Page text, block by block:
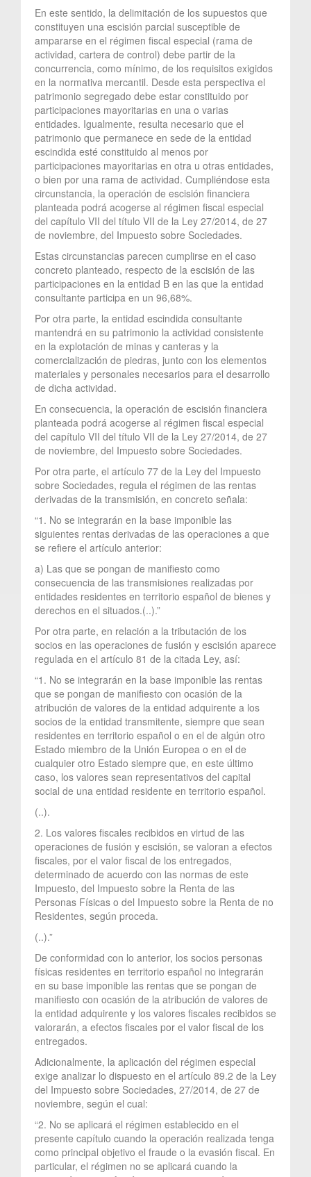
En este sentido, la delimitación de los supuestos que
constituyen una escisión parcial susceptible de
ampararse en el régimen fiscal especial (rama de
actividad, cartera de control) debe partir de la
concurrencia, como mínimo, de los requisitos exigidos
en la normativa mercantil. Desde esta perspectiva el
patrimonio segregado debe estar constituido por
participaciones mayoritarias en una o varias
entidades. Igualmente, resulta necesario que el
patrimonio que permanece en sede de la entidad
escindida esté constituido al menos por
participaciones mayoritarias en otra u otras entidades,
o bien por una rama de actividad. Cumpliéndose esta
circunstancia, la operación de escisión financiera
planteada podrá acogerse al régimen fiscal especial
del capítulo VII del título VII de la Ley 27/2014, de 27
de noviembre, del Impuesto sobre Sociedades.
Estas circunstancias parecen cumplirse en el caso
concreto planteado, respecto de la escisión de las
participaciones en la entidad B en las que la entidad
consultante participa en un 96,68%.
Por otra parte, la entidad escindida consultante
mantendrá en su patrimonio la actividad consistente
en la explotación de minas y canteras y la
comercialización de piedras, junto con los elementos
materiales y personales necesarios para el desarrollo
de dicha actividad.
En consecuencia, la operación de escisión financiera
planteada podrá acogerse al régimen fiscal especial
del capítulo VII del título VII de la Ley 27/2014, de 27
de noviembre, del Impuesto sobre Sociedades.
Por otra parte, el artículo 77 de la Ley del Impuesto
sobre Sociedades, regula el régimen de las rentas
derivadas de la transmisión, en concreto señala:
“1. No se integrarán en la base imponible las
siguientes rentas derivadas de las operaciones a que
se refiere el artículo anterior:
a) Las que se pongan de manifiesto como
consecuencia de las transmisiones realizadas por
entidades residentes en territorio español de bienes y
derechos en el situados.(..).”
Por otra parte, en relación a la tributación de los
socios en las operaciones de fusión y escisión aparece
regulada en el artículo 81 de la citada Ley, así:
“1. No se integrarán en la base imponible las rentas
que se pongan de manifiesto con ocasión de la
atribución de valores de la entidad adquirente a los
socios de la entidad transmitente, siempre que sean
residentes en territorio español o en el de algún otro
Estado miembro de la Unión Europea o en el de
cualquier otro Estado siempre que, en este último
caso, los valores sean representativos del capital
social de una entidad residente en territorio español.
(..).
2. Los valores fiscales recibidos en virtud de las
operaciones de fusión y escisión, se valoran a efectos
fiscales, por el valor fiscal de los entregados,
determinado de acuerdo con las normas de este
Impuesto, del Impuesto sobre la Renta de las
Personas Físicas o del Impuesto sobre la Renta de no
Residentes, según proceda.
(..).”
De conformidad con lo anterior, los socios personas
físicas residentes en territorio español no integrarán
en su base imponible las rentas que se pongan de
manifiesto con ocasión de la atribución de valores de
la entidad adquirente y los valores fiscales recibidos se
valorarán, a efectos fiscales por el valor fiscal de los
entregados.
Adicionalmente, la aplicación del régimen especial
exige analizar lo dispuesto en el artículo 89.2 de la Ley
del Impuesto sobre Sociedades, 27/2014, de 27 de
noviembre, según el cual:
“2. No se aplicará el régimen establecido en el
presente capítulo cuando la operación realizada tenga
como principal objetivo el fraude o la evasión fiscal. En
particular, el régimen no se aplicará cuando la